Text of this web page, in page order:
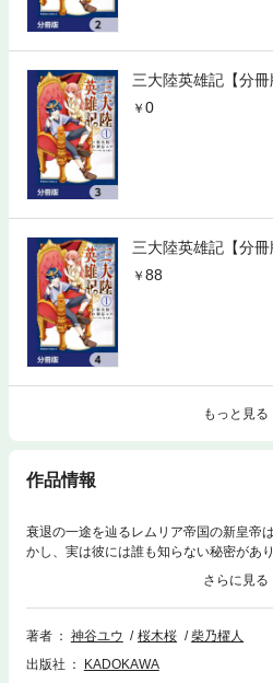
三大陸英雄記【分
0
三大陸英雄記【分
88
もっと見る
作品情報
衰退の一途を辿るレムリア帝国の新皇帝
かし、実は彼には誰も知らない秘密があ
『聖光帝』として歴史に名を残す若き
著者 神谷ユウ 桜木桜
柴乃櫂人
出版社
KADOKAWA